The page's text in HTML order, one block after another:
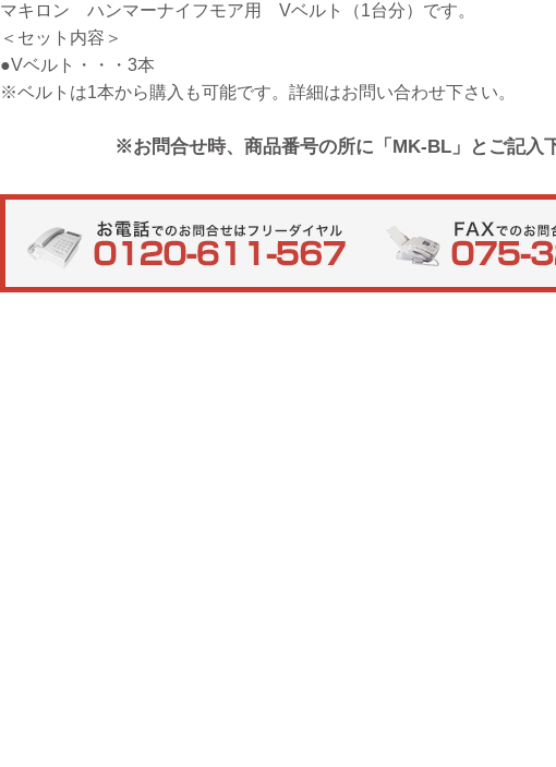
マキロン ハンマーナイフモア用 Vベルト（1台分）です。
＜セット内容＞
●Vベルト・・・3本
※ベルトは1本から購入も可能です。詳細はお問い合わせ下さい。
※お問合せ時、商品番号の所に「MK-BL」とご記入